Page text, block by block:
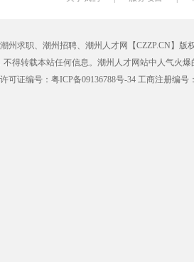
求职、潮州招聘、潮州人才网【CZZP.CN】版
得转载本站任何信息。潮州人才网站中人气火
证编号：粤ICP备09136788号-34 工商注册编号